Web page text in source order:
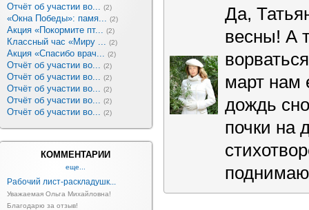
Отчёт об участии во... (2)
«Окна Победы»: памя... (2)
Акция «Покормите пт... (2)
Классный час «Миру ... (2)
Акция «Спасибо врач... (2)
Отчёт об участии во... (2)
Отчёт об участии во... (2)
Отчёт об участии во... (2)
Отчёт об участии во... (2)
Отчёт об участии во... (2)
КОММЕНТАРИИ
еще...
Рабочий лист-раскладушк...
Уважаемая Ольга Михайловна!
Благодарю за отзыв!
Да,
весны! А
март нам
дождь
почки на